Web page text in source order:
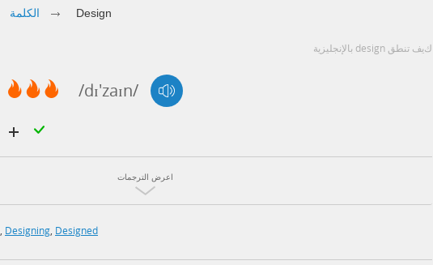
الكلمة Design
كيف تنطق design بالإنجليزية
/dɪ'zaɪn/
اعرض الترجمات
Designing Designed